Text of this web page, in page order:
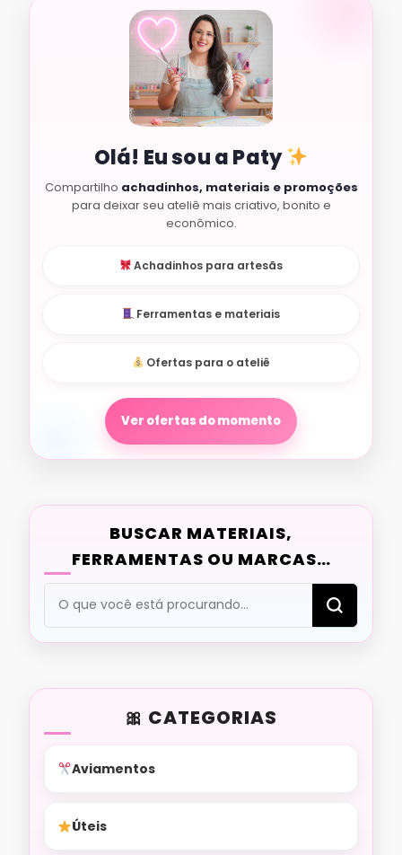
Olá! Eu sou a Paty
Compartilho achadinhos, materiais e promoções
para deixar seu ateliê mais criativo, bonito e
econômico.
Achadinhos para artesãs
Ferramentas e materiais
Ofertas para o ateliê
Ver ofertas do momento
BUSCAR MATERIAIS,
FERRAMENTAS OU MARCAS…
Procurando
algo?
CATEGORIAS
Aviamentos
Úteis